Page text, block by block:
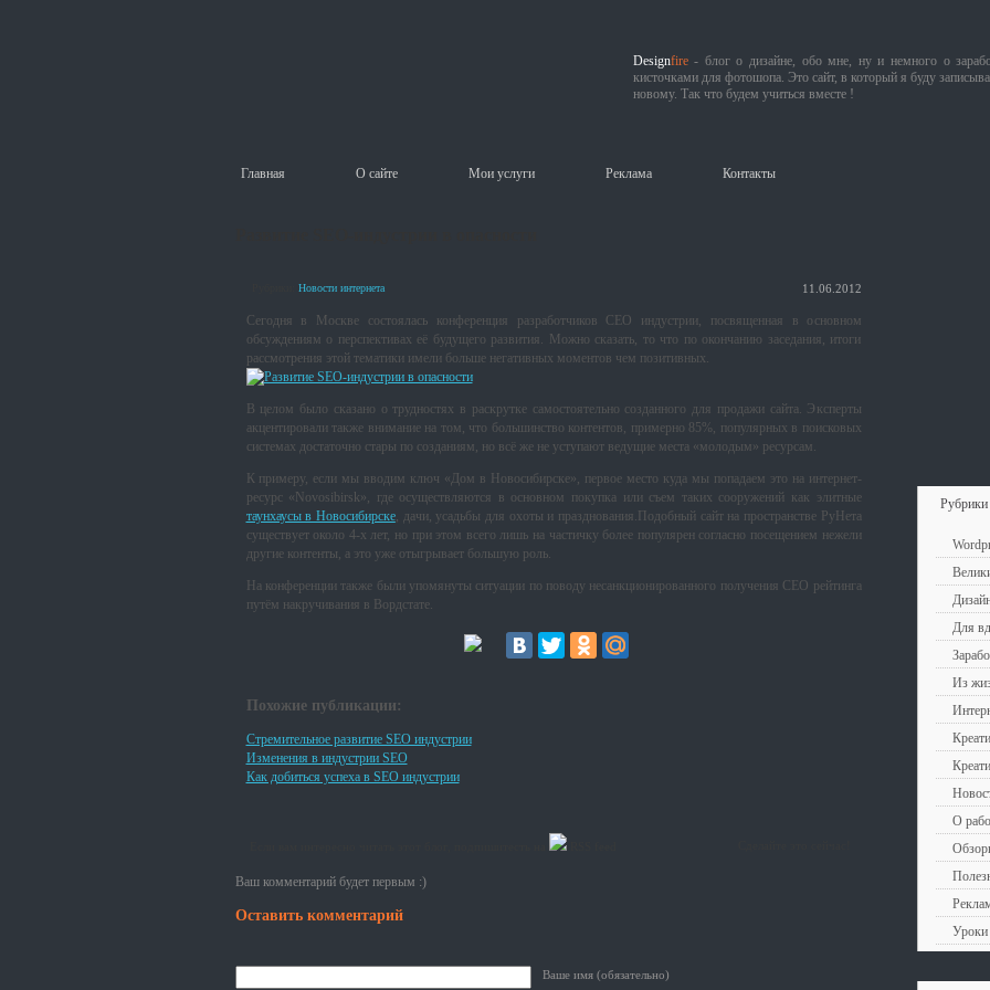
Designfire- блог о дизайне, обо мне, ну и немного о
кисточками для фотошопа. Это сайт, в который я буду
новому. Так что будем учиться вместе !
Главная О сайте Мои услуги Реклама Контакты
Новости интернета 11.06.2012
Сегодня в Москве состоялась конференция разработчиков СЕО индустрии, посвященная в основном
обсуждениям о перспективах её будущего развития. Можно сказать, то что по окончанию заседания, итоги
рассмотрения этой тематики имели больше негативных моментов чем позитивных.
В целом было сказано о трудностях в раскрутке самостоятельно созданного для продажи сайта. Эксперты
акцентировали также внимание на том, что большинство контентов, примерно 85%, популярных в поисковых
системах достаточно стары по созданиям, но всё же не уступают ведущие места «молодым» ресурсам.
К примеру, если мы вводим ключ «Дом в Новосибирске», первое место куда мы попадаем это на интернет-
ресурс «Novosibirsk», где осуществляются в основном покупка или съем таких сооружений как элитные
таунхаусы в Новосибирске, дачи, усадьбы для охоты и празднования.Подобный сайт на пространстве РуНета
существует около 4-х лет, но при этом всего лишь на частичку более популярен согласно посещением нежели
другие контенты, а это уже отыгрывает большую роль.
На конференции также были упомянуты ситуации по поводу несанкционированного получения СЕО рейтинга
путём накручивания в Вордстате.
Похожие публикации:
Стремительное развитие SEO индустрии
Изменения в индустрии SEO
Как добиться успеха в SЕО индустрии
RSS feed
Ваш комментарий будет первым :)
Оставить комментарий
Ваше имя (обязательно)
Рубрики
Для
Из
О
Уроки